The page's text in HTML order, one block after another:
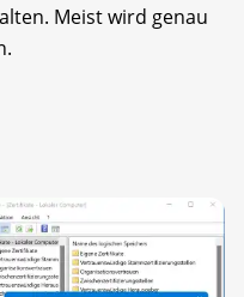
Meist wird genau